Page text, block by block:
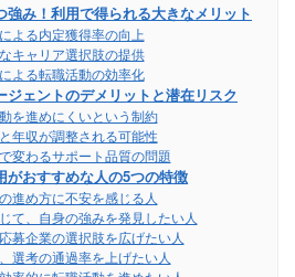
み！利用で得られる大きなメリット
よる内定獲得率の向上
キャリア選択肢の提供
よる転職活動の効率化
ジェントのデメリットと潜在リスク
を進めにくいという制約
年収が調整される可能性
変わるサポート品質の問題
がおすすめな人の5つの特徴
進め方に不安を感じる人
て、自身の強みを発見したい人
募企業の選択肢を広げたい人
選考の通過率を上げたい人